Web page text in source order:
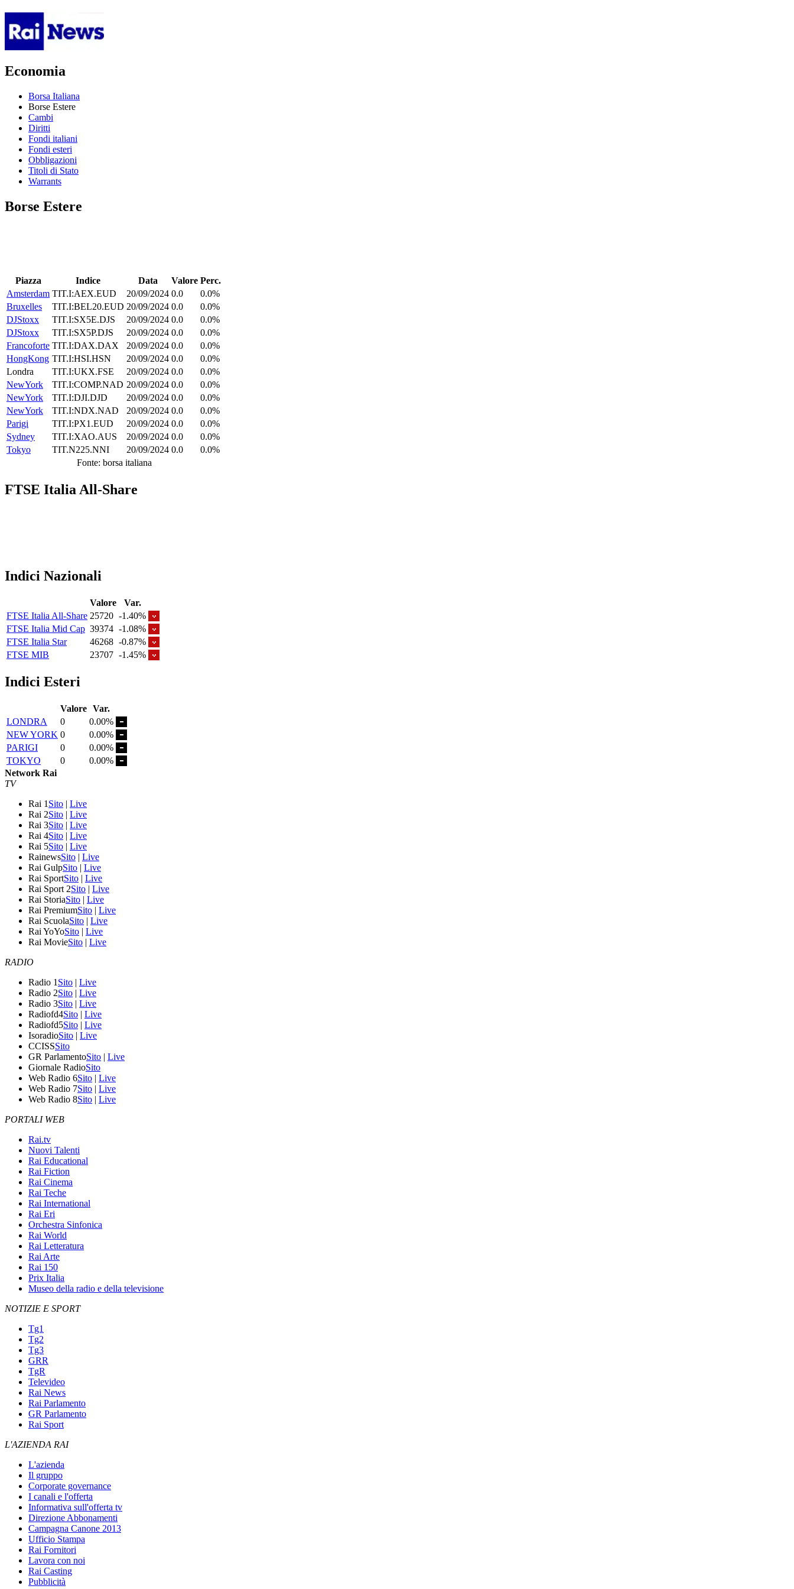
Economia
Borsa Italiana
Borse Estere
Cambi
Diritti
Fondi italiani
Fondi esteri
Obbligazioni
Titoli di Stato
Warrants
Borse Estere
Piazza Indice Data Valore Perc.
Amsterdam TIT.I:AEX.EUD 20/09/2024 0.0
0.0%
Bruxelles
TIT.I:BEL20.EUD 20/09/2024 0.0
0.0%
DJStoxx
TIT.I:SX5E.DJS 20/09/2024 0.0
0.0%
DJStoxx
TIT.I:SX5P.DJS 20/09/2024 0.0
0.0%
Francoforte TIT.I:DAX.DAX 20/09/2024 0.0
0.0%
HongKong TIT.I:HSI.HSN 20/09/2024 0.0
0.0%
Londra
TIT.I:UKX.FSE 20/09/2024 0.0
0.0%
NewYork
TIT.I:COMP.NAD 20/09/2024 0.0
0.0%
NewYork
TIT.I:DJI.DJD 20/09/2024 0.0
0.0%
NewYork
TIT.I:NDX.NAD 20/09/2024 0.0
0.0%
Parigi
TIT.I:PX1.EUD 20/09/2024 0.0
0.0%
Sydney
TIT.I:XAO.AUS 20/09/2024 0.0
0.0%
Tokyo
TIT.N225.NNI 20/09/2024 0.0
0.0%
Fonte: borsa italiana
FTSE Italia All-Share
Indici Nazionali
Valore
Var.
FTSE Italia All-Share 25720 -1.40%
FTSE Italia Mid Cap 39374 -1.08%
FTSE Italia Star
46268 -0.87%
FTSE MIB
23707 -1.45%
Indici Esteri
Valore Var.
LONDRA
0
0.00%
NEW YORK 0
0.00%
PARIGI
0
0.00%
TOKYO
0
0.00%
Network Rai
TV
Rai 1 Sito | Live
Rai 2Sito | Live
Rai 3Sito | Live
Rai 4Sito | Live
Rai 5Sito | Live
RainewsSito | Live
Rai GulpSito | Live
Rai SportSito | Live
Rai Sport 2Sito | Live
Rai StoriaSito | Live
Rai PremiumSito | Live
Rai ScuolaSito | Live
Rai YoYoSito | Live
Rai MovieSito | Live
RADIO
Radio 1 Sito | Live
Radio 2Sito | Live
Radio 3Sito | Live
Radiofd4Sito | Live
Radiofd5Sito | Live
IsoradioSito | Live
CCISSSito
GR ParlamentoSito | Live
Giornale RadioSito
Web Radio 6Sito | Live
Web Radio 7Sito | Live
Web Radio 8Sito | Live
PORTALI WEB
Rai.tv
Nuovi Talenti
Rai Educational
Rai Fiction
Rai Cinema
Rai Teche
Rai International
Rai Eri
Orchestra Sinfonica
Rai World
Rai Letteratura
Rai Arte
Rai 150
Prix Italia
Museo della radio e della televisione
NOTIZIE E SPORT
Tg1
Tg2
Tg3
GRR
TgR
Televideo
Rai News
Rai Parlamento
GR Parlamento
Rai Sport
L'AZIENDA RAI
L'azienda
Il gruppo
Corporate governance
I canali e l'offerta
Informativa sull'offerta tv
Direzione Abbonamenti
Campagna Canone 2013
Ufficio Stampa
Rai Fornitori
Lavora con noi
Rai Casting
Pubblicità